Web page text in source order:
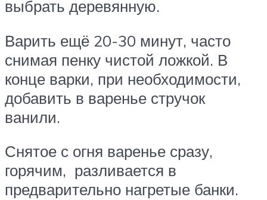
выбрать деревянную.
Варить ещё 20-30 минут, часто
снимая пенку чистой ложкой. В
конце варки, при необходимости,
добавить в варенье стручок
ванили.
Снятое с огня варенье сразу,
горячим, разливается в
предварительно нагретые банки.